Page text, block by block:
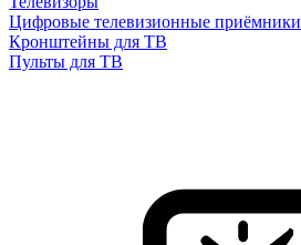
Цифровые телевизионные приёмники
Кронштейны для ТВ
Пульты для ТВ